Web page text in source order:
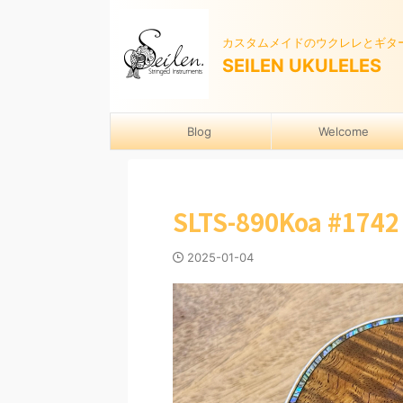
カスタムメイドのウクレレとギタ
SEILEN UKULELES
Blog Welcome
SLTS-890Koa
2025-01-04